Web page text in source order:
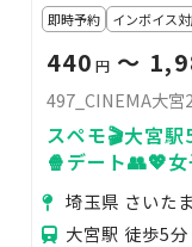
即時予約 インボイス
440 円 〜
497_CINEMA大宮
スペモ🎬大宮
🍿デート👥💖
大宮2nd
埼玉県 さいた
大宮駅 徒歩5分